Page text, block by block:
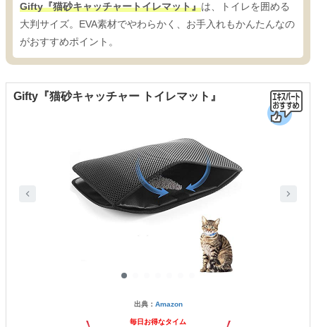
Gifty『猫砂キャッチャートイレマット』は、トイレを囲める
大判サイズ。EVA素材でやわらかく、お手入れもかんたんなの
がおすすめポイント。
Gifty『猫砂キャッチャー トイレマット』
出典： Amazon
毎日お得なタイム